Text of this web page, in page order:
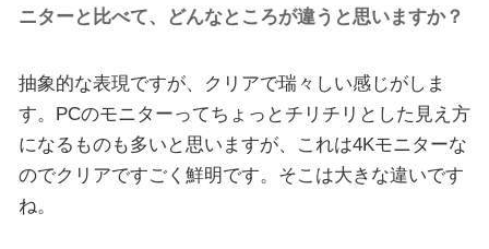
ニターと比べて、どんなところが違うと思いますか？
抽象的な表現ですが、クリアで瑞々しい感じがしま
す。PCのモニターってちょっとチリチリとした見え方
になるものも多いと思いますが、これは4Kモニターな
のでクリアですごく鮮明です。そこは大きな違いです
ね。